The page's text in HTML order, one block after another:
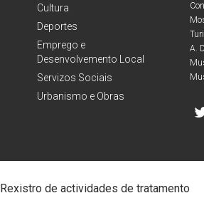
Cultura
Deportes
Emprego e
Desenvolvemento Local
Servizos Sociais
Urbanismo e Obras
A.
Rexistro de actividades de tratamento